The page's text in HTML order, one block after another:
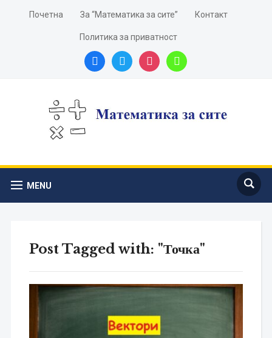
Почетна За “Математика за сите” Контакт
Политика за приватност
facebooktwitter instagramyoutube
MENU
Post Tagged with: "Точка"